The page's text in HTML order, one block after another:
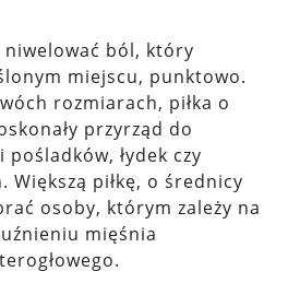
niwelować ból, który
miejscu, punktowo.
rozmiarach, piłka o
przyrząd do
łydek czy
Większą piłkę, o średnicy
osoby, którym zależy na
mięśnia